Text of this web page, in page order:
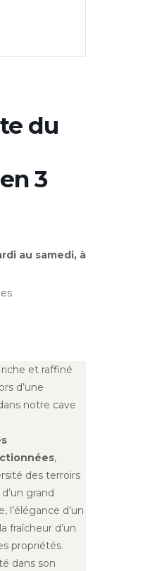
du
3
au samedi, à
riche et raffiné
d’une
notre cave
,
des terroirs
grand
l’élégance d’un
fraîcheur d’un
propriétés.
dans son